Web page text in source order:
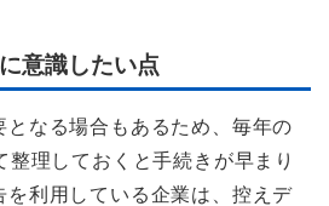
意識したい点
なる場合もあるため、毎年の
理しておくと手続きが早まり
を利用している企業は、控えデ